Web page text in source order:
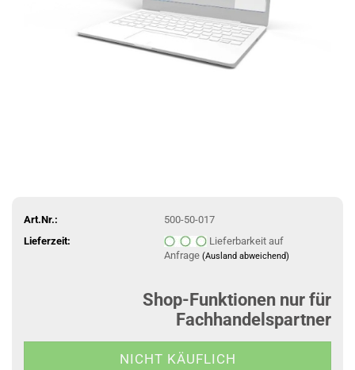
Art.Nr.:
500-50-017
Lieferzeit:
Lieferbarkeit auf
Anfrage (Ausland abweichend)
Shop-Funktionen nur für
Fachhandelspartner